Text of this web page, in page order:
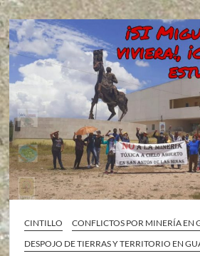
CINTILLO
CONFLICTOS POR MINERÍA EN
DESPOJO DE TIERRAS Y TERRITORIO EN